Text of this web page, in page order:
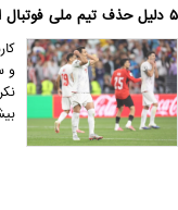
۵ دلیل حذف تیم ملی فوتبال از جام‌جهانی
و